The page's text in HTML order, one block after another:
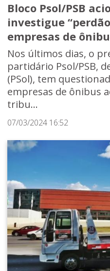
Bloco Psol/PSB
investigue
empresas de
Nos últimos dias, o
partidário Psol/PSB,
(PSol), tem
empresas de ônibus
tribu...
07/03/2024 16:52